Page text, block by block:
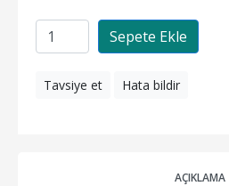
Sepete Ekle
Tavsiye et Hata bildir
AÇIKLAMA